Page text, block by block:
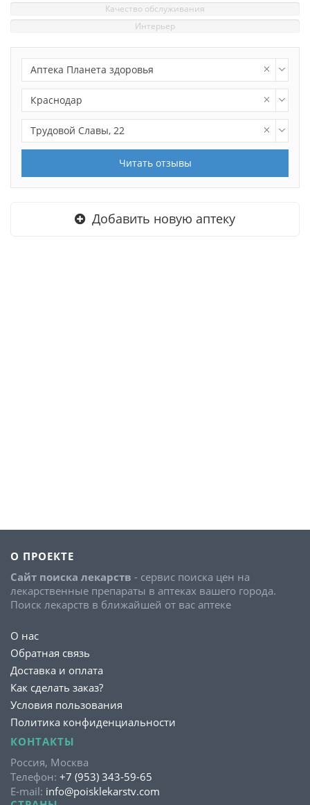
Качество обслуживания
Интерьер
Аптека Планета здоровья
Краснодар
Трудовой Славы, 22
Читать отзывы
Добавить новую аптеку
О ПРОЕКТЕ
Сайт поиска лекарств - сервис поиска цен на
лекарственные препараты в аптеках вашего города.
Поиск лекарств в ближайшей от вас аптеке
О нас
Обратная связь
Доставка и оплата
Как сделать заказ?
Условия пользования
Политика конфиденциальности
КОНТАКТЫ
Россия, Москва
Телефон: +7 (953) 343-59-65
E-mail: info@poisklekarstv.com